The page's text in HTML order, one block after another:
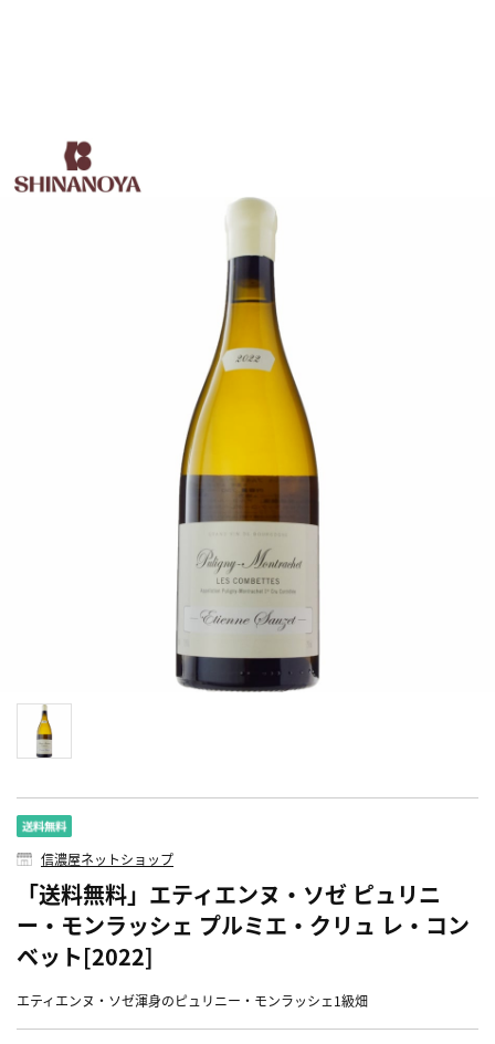
信濃屋ネットショップ
「送料無料」エティエンヌ・ソゼ ピュリニ
ー・モンラッシェ プルミエ・クリュ レ・コン
ベット[2022]
エティエンヌ・ソゼ渾身のピュリニー・モンラッシェ1級畑